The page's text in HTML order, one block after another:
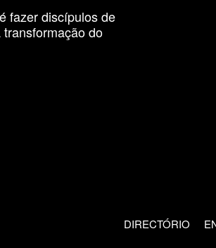
fazer discípulos de
do
DIRECTÓRIO